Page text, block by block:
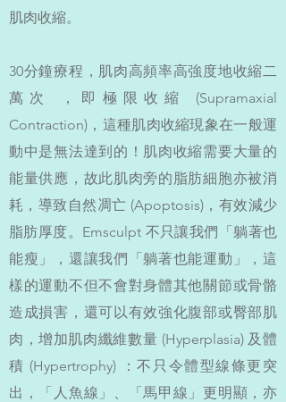
肌肉收縮。
30分鐘療程，肌肉高頻率高強度地收縮二
萬次 ，即極限收縮 (Supramaxial
Contraction)，這種肌肉收縮現象在一般運
動中是無法達到的！肌肉收縮需要大量的
能量供應，故此肌肉旁的脂肪細胞亦被消
耗，導致自然凋亡 (Apoptosis)，有效減少
脂肪厚度。Emsculpt 不只讓我們「躺著也
能瘦」，還讓我們「躺著也能運動」，這
樣的運動不但不會對身體其他關節或骨骼
造成損害，還可以有效強化腹部或臀部肌
肉，增加肌肉纖維數量 (Hyperplasia) 及體
積 (Hypertrophy) ：不只令體型線條更突
出，「人魚線」、「馬甲線」更明顯，亦